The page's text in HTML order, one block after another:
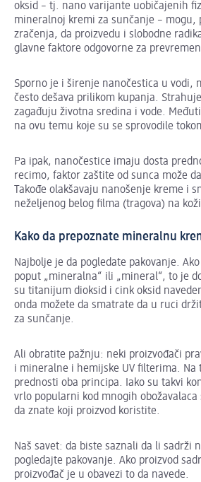
oksid – tj. nano varijante uobičajenih
mineralnoj kremi za sunčanje – mogu,
zračenja, da proizvedu i slobodne
glavne faktore odgovorne za
Sporno je i širenje nanočestica u vodi,
često dešava prilikom kupanja.
zagađuju životna sredina i vode.
na ovu temu koje su se sprovodile
Pa ipak, nanočestice imaju dosta
recimo, faktor zaštite od sunca može
Takođe olakšavaju nanošenje kreme i
neželjenog belog filma (tragova) na
Kako da prepoznate mineralnu
Najbolje je da pogledate pakovanje.
poput „mineralna“ ili „mineral“, to je
su titanijum dioksid i cink oksid
onda možete da smatrate da u ruci
za sunčanje.
Ali obratite pažnju: neki proizvođači
i mineralne i hemijske UV filterima. Na
prednosti oba principa. Iako su takvi
vrlo popularni kod mnogih
da znate koji proizvod koristite.
Naš savet: da biste saznali da li sadrži
pogledajte pakovanje. Ako proizvod
proizvođač je u obavezi to da navede.